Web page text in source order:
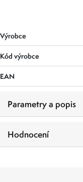
Výrobce
Kód výrobce
EAN
Parametry a popis
Hodnocení